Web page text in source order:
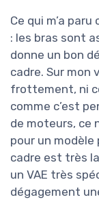
Ce qui m’a
: les bras sont
donne un bon
cadre. Sur mon
frottement, ni
comme c’est
de moteurs, ce
pour un modèle
cadre est très
un VAE très
dégagement